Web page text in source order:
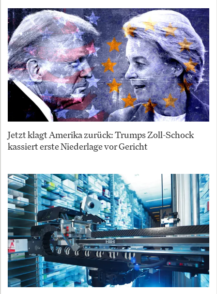
Jetzt klagt Amerika zurück: Trumps Zoll-Schock
kassiert erste Niederlage vor Gericht